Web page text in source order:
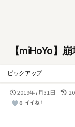
【miHoYo】
ピックアップ
公
開
2019年7月31日
最
0 イイね！